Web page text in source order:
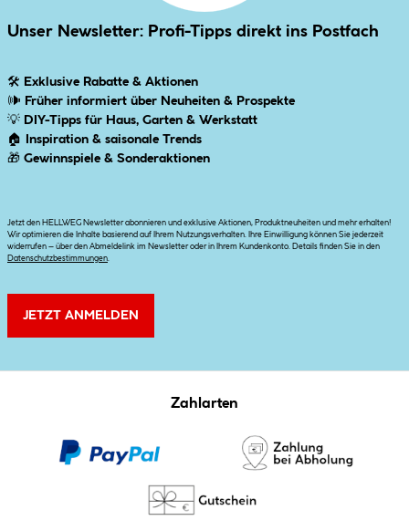
Unser Newsletter: Profi-Tipps direkt ins Postfach
🛠 Exklusive Rabatte & Aktionen
🕪 Früher informiert über Neuheiten & Prospekte
💡 DIY-Tipps für Haus, Garten & Werkstatt
🏠
Inspiration & saisonale Trends
🎁 Gewinnspiele & Sonderaktionen
Jetzt den HELLWEG Newsletter abonnieren und exklusive Aktionen, Produktneuheiten und mehr erhalten!
Wir optimieren die Inhalte basierend auf Ihrem Nutzungsverhalten. Ihre Einwilligung können Sie jederzeit
widerrufen – über den Abmeldelink im Newsletter oder in Ihrem Kundenkonto. Details finden Sie in den
Datenschutzbestimmungen
JETZT ANMELDEN
Zahlarten